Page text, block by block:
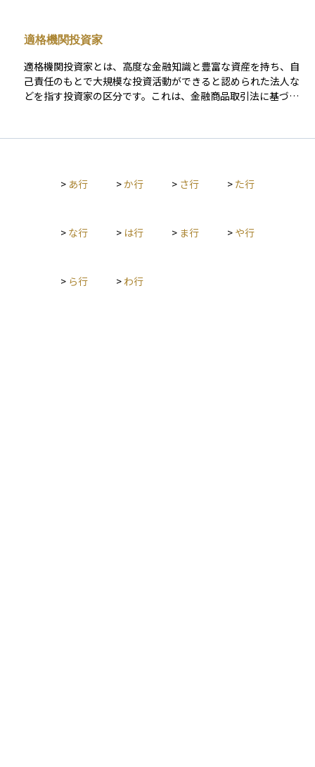
式の発行においては、募集対象が50人未満である「少人数私
募」に該当すると、有価証券届出書の提出が不要となる特例が
設けられています。このようなスキームは、未上場企業の資金
調達や私募ファンドなどで広く活用されています。 ただし、情
報開示が限定的で流動性も低い傾向があるため、投資家にはリ
適格機関投資家
適格機関投資家とは、高度な金融知識と豊富な資産を持ち、自
己責任のもとで大規模な投資活動ができると認められた法人な
どを指す投資家の区分です。これは、金融商品取引法に基づい
のため、一部の私募ファンドや高リスク・高収益型の金融商品
金基金などのプロの金融機関が該当し、一定の条件を満たした
にかかる説明義務を一部緩和するなど、実務上の負担を合理化
向けには販売できない商品の裏でよく登場する制度的な概念で
> あ行 >か行 > さ行 > た行
> な行 > は行 > ま行 > や行
> ら行 > わ行